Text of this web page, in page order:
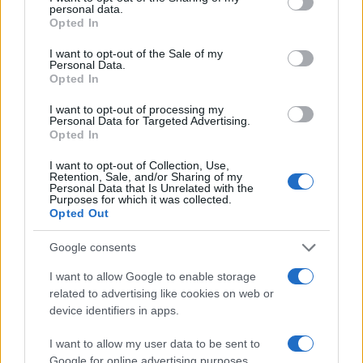
grant or deny consent to Google and its third-party tags to
use your data for below specified purposes in below Google
consent section.
personal data.
Opted In
I want to opt-out of the Sale of my
Personal Data.
Opted In
I want to opt-out of processing my
Personal Data for Targeted Advertising.
Opted In
I want to opt-out of Collection, Use,
Retention, Sale, and/or Sharing of my
Personal Data that Is Unrelated with the
Purposes for which it was collected.
Opted Out
Google consents
I want to allow Google to enable storage
related to advertising like cookies on web or
device identifiers in apps.
I want to allow my user data to be sent to
Google for online advertising purposes.
Παναθηναϊκός – Βαλένθια, Γκάμπριελ: “Να
παίξουμε κοντά στο καλάθι” [vid]